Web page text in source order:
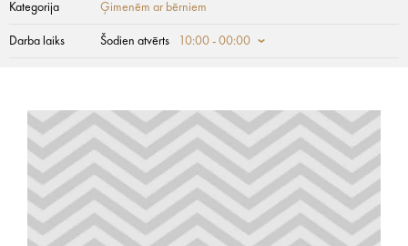
Kategorija Ģimenēm ar bērniem
Darba laiks Šodien atvērts 10:00 - 00:00